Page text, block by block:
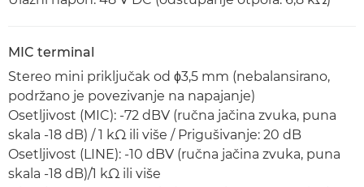
MIC terminal
Stereo mini priključak od ϕ3,5 mm (nebalansirano,
podržano je povezivanje na napajanje)
Osetljivost (MIC): -72 dBV (ručna jačina zvuka, puna
skala -18 dB) / 1 kΩ ili više / Prigušivanje: 20 dB
Osetljivost (LINE): -10 dBV (ručna jačina zvuka, puna
skala -18 dB)/1 kΩ ili više